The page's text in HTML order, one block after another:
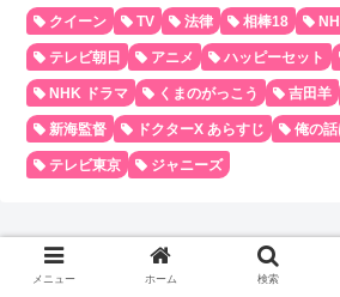
クイーン TV 法律 相棒18
テレビ朝日 アニメ ハッピーセット
NHK ドラマ くまのがっこう 吉田羊
新海監督 ドクターX あらすじ 俺の
テレビ東京 ジャニーズ
メニュー ホーム 検索